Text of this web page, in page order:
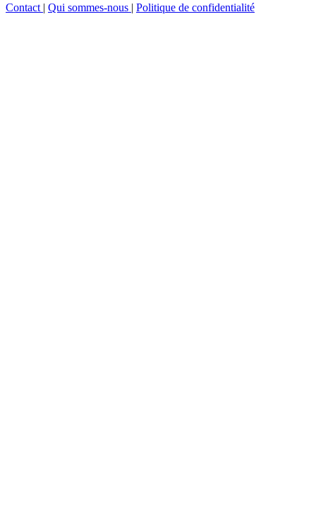
Contact | Qui sommes-nous | Politique de confidentialité